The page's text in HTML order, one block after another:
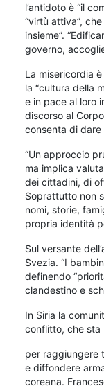
l’antidoto è “il
“virtù attiva”,
insieme”.
governo,
La misericordia
la “cultura della
e in pace al loro
discorso al
consenta di dare
“Un approccio
ma implica
dei cittadini, di
Soprattutto non
nomi, storie,
propria identità
Sul versante
Svezia. “I
definendo
clandestino e
In Siria la
conflitto, che sta
per raggiungere
e diffondere
coreana.